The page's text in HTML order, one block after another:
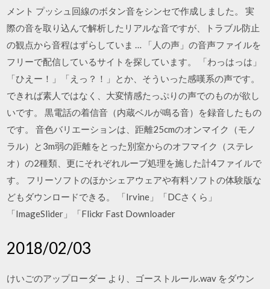
メント プッシュ回線のボタン音をシンセで作成しました。 実
際の音を取り込んで解析したリアルな音ですが、トラブル防止
の観点から音程はずらしていま … 「人の声」の音声ファイルを
フリーで配信しているサイトを探しています。 「わっはっは」
「ひえー！」「えっ？！」とか、そういった感嘆系の声です。
できれば素人ではなく、大変情感たっぷりの声でのものが欲し
いです。 黒電話の着信音（内蔵ベルが鳴る音）を録音したもの
です。 音色バリエーションは、距離25cmのオンマイク（モノ
ラル）と3m弱の距離をとった別室からのオフマイク（ステレ
オ）の2種類、更にそれぞれループ処理を施した計4ファイルで
す。 フリーソフトのほかシェアウェアや有料ソフトの体験版な
どもダウンロードできる。 「Irvine」「DCさくら」
「ImageSlider」「Flickr Fast Downloader
2018/02/03
けいごのアップローダー より、ゴーストルール.wav をダウン